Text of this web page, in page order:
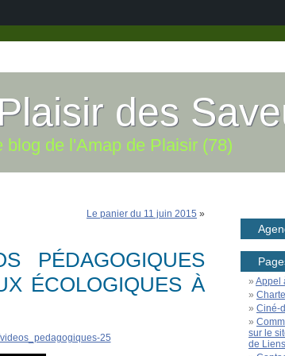
des
blog de l'Amap de Plaisir (78)
Le panier du 11 juin 2015 »
PÉDAGOGIQUES
ÉCOLOGIQUES À
25
Appel
Ciné-
sur le
de Liens